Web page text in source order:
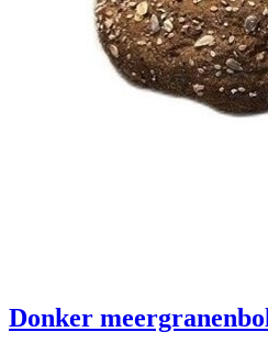
Donker meergranenbol